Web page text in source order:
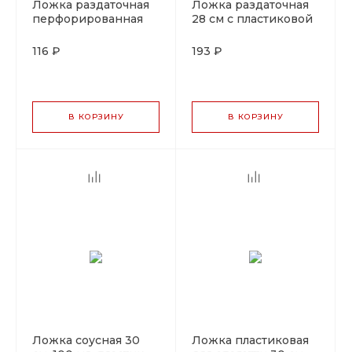
Ложка раздаточная
перфорированная
ручка, P.L. Proff
116 ₽
В КОРЗИНУ
Ложка раздаточная
28 см с пластиковой
Cuisine
193 ₽
В КОРЗИНУ
Ложка соусная 30
Ложка пластиковая